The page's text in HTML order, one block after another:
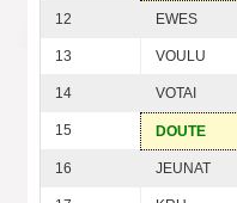
12 EWES
13 VOULU
14 VOTAI
15 DOUTE
16 JEUNAT